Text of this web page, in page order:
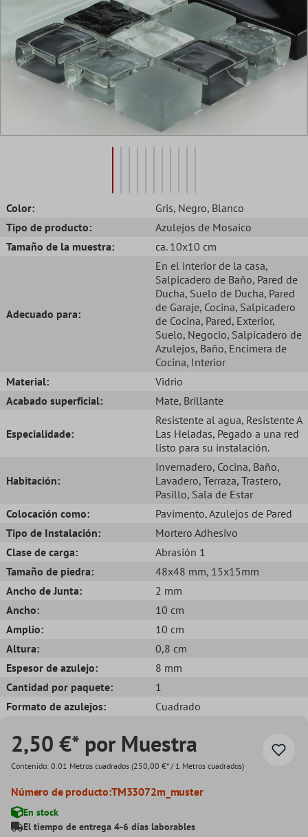
Color: Gris, Negro, Blanco
Tipo de producto:
Azulejos de Mosaico
Tamaño de la muestra:
ca. 10x10 cm
Adecuado para:
En el interior de la casa,
Salpicadero de Baño, Pared de
Ducha, Suelo de Ducha, Pared
de Garaje, Cocina, Salpicadero
de Cocina, Pared, Exterior,
Suelo, Negocio, Salpicadero de
Azulejos, Baño, Encimera de
Cocina, Interior
Material:
Vidrio
Acabado superficial:
Mate, Brillante
Especialidade:
Resistente al agua, Resistente A
Las Heladas, Pegado a una red
listo para su instalación.
Habitación:
Invernadero, Cocina, Baño,
Lavadero, Terraza, Trastero,
Pasillo, Sala de Estar
Colocación como:
Pavimento, Azulejos de Pared
Tipo de Instalación:
Mortero Adhesivo
Clase de carga:
Abrasión 1
Tamaño de piedra:
48x48 mm, 15x15mm
Ancho de Junta:
2 mm
Ancho:
10 cm
Amplio:
10 cm
Altura:
0,8 cm
Espesor de azulejo:
8 mm
Cantidad por paquete:
1
Formato de azulejos:
Cuadrado
2,50 €* por Muestra
Contenido: 0.01 Metros cuadrados (250,00 €* / 1 Metros cuadrados)
Número de producto:TM33072m_muster
En stock
El tiempo de entrega 4-6 días laborables